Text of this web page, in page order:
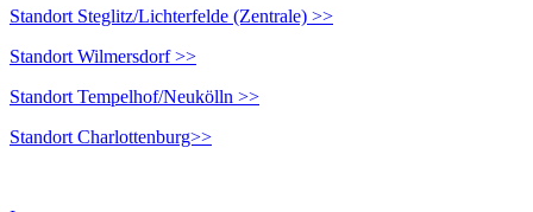
Standort Steglitz/Lichterfelde (Zentrale) >>
Standort Wilmersdorf >>
Standort Tempelhof/Neukölln >>
Standort Charlottenburg>>